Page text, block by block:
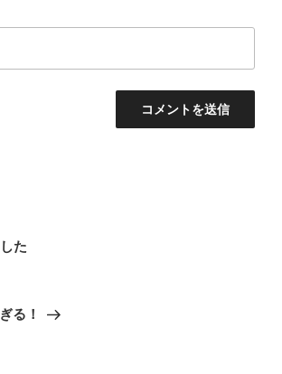
た
る！